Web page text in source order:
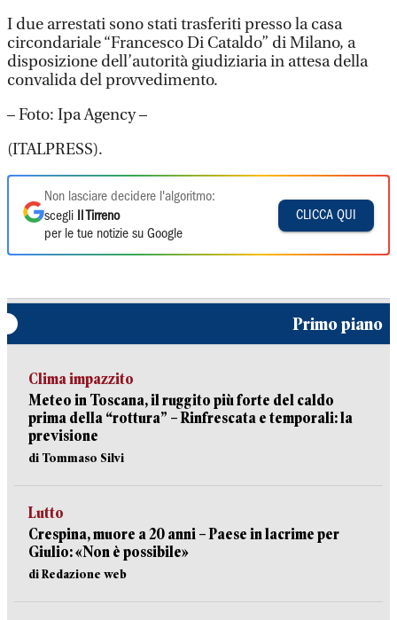
I due arrestati sono stati trasferiti presso la casa
circondariale “Francesco Di Cataldo” di Milano, a
disposizione dell’autorità giudiziaria in attesa della
convalida del provvedimento.
– Foto: Ipa Agency –
(ITALPRESS).
Non lasciare decidere l'algoritmo:
scegli
Il Tirreno
per le tue notizie su Google
CLICCA QUI
Primo piano
Clima impazzito
Meteo in Toscana, il ruggito più forte del caldo
prima della “rottura” – Rinfrescata e temporali: la
previsione
di Tommaso Silvi
Lutto
Crespina, muore a 20 anni – Paese in lacrime per
Giulio: «Non è possibile»
di Redazione web